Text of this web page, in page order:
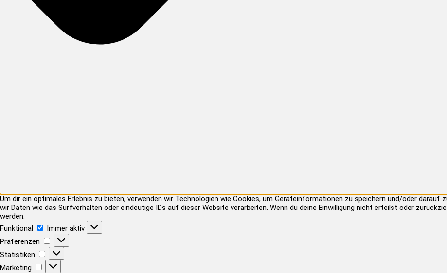
Um dir ein optimales Erlebnis zu bieten, verwenden wir Technologien wie Cookies, um Geräteinformationen zu speichern und/oder darauf
wir Daten wie das Surfverhalten oder eindeutige IDs auf dieser Website verarbeiten. Wenn du deine Einwilligung nicht erteilst oder
werden.
Funktional
Funktional
Immer aktiv
Präferenzen
Präferenzen
Statistiken
Statistiken
Marketing
Marketing